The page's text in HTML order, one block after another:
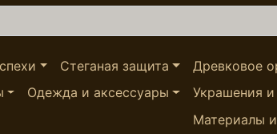
Стеганая защита Древковое
Одежда и аксессуары Украшения
Материалы